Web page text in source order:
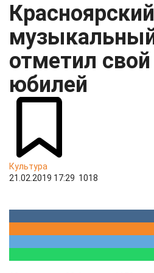
Красноярский
отметил
юбилей
Культура
21.02.2019 17:29 1018